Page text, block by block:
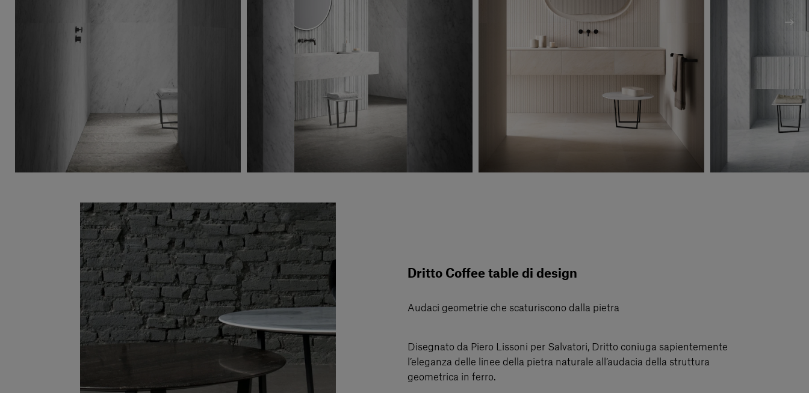
Dritto Coffee table di design
Audaci geometrie che scaturiscono dalla pietra
Disegnato da Piero Lissoni per Salvatori, Dritto coniuga sapientemente
l’eleganza delle linee della pietra naturale all’audacia della struttura
geometrica in ferro.